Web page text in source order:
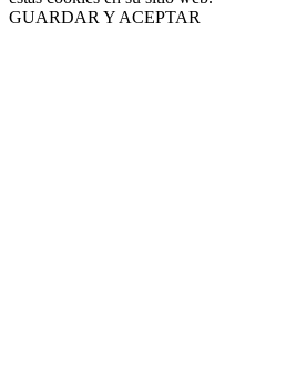
GUARDAR Y ACEPTAR